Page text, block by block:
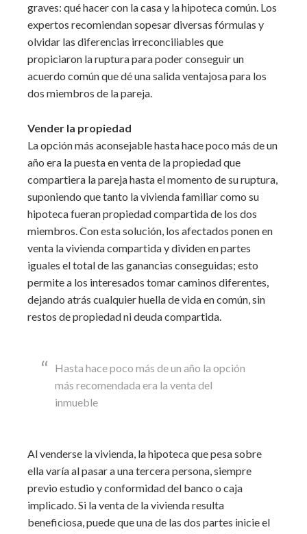
graves: qué hacer con la casa y la hipoteca común. Los
expertos recomiendan sopesar diversas fórmulas y
olvidar las diferencias irreconciliables que
propiciaron la ruptura para poder conseguir un
acuerdo común que dé una salida ventajosa para los
dos miembros de la pareja.
Vender la propiedad
La opción más aconsejable hasta hace poco más de un
año era la puesta en venta de la propiedad que
compartiera la pareja hasta el momento de su ruptura,
suponiendo que tanto la vivienda familiar como su
hipoteca fueran propiedad compartida de los dos
miembros. Con esta solución, los afectados ponen en
venta la vivienda compartida y dividen en partes
iguales el total de las ganancias conseguidas; esto
permite a los interesados tomar caminos diferentes,
dejando atrás cualquier huella de vida en común, sin
restos de propiedad ni deuda compartida.
Hasta hace poco más de un año la opción
más recomendada era la venta del
inmueble
Al venderse la vivienda, la hipoteca que pesa sobre
ella varía al pasar a una tercera persona, siempre
previo estudio y conformidad del banco o caja
implicado. Si la venta de la vivienda resulta
beneficiosa, puede que una de las dos partes inicie el